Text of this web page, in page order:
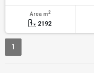
Área m2
2192
1